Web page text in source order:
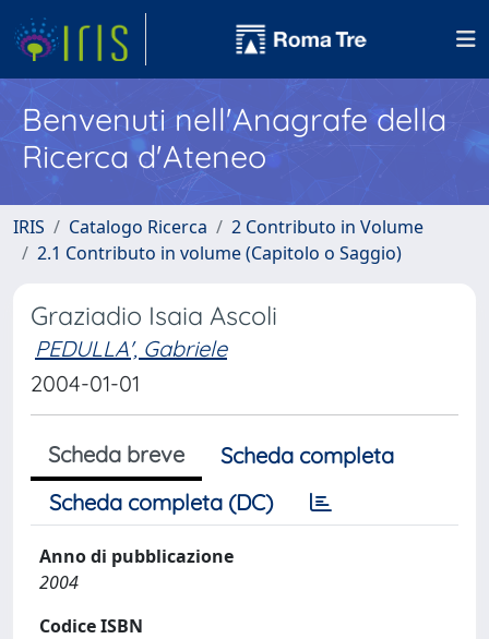
Benvenuti nell'Anagrafe della
Ricerca d'Ateneo
IRIS Catalogo Ricerca
2 Contributo in Volume
2.1 Contributo in volume (Capitolo o Saggio)
Graziadio Isaia Ascoli
PEDULLA', Gabriele
2004-01-01
Scheda breve
Scheda completa
Scheda completa (DC)
Anno di pubblicazione
2004
Codice ISBN